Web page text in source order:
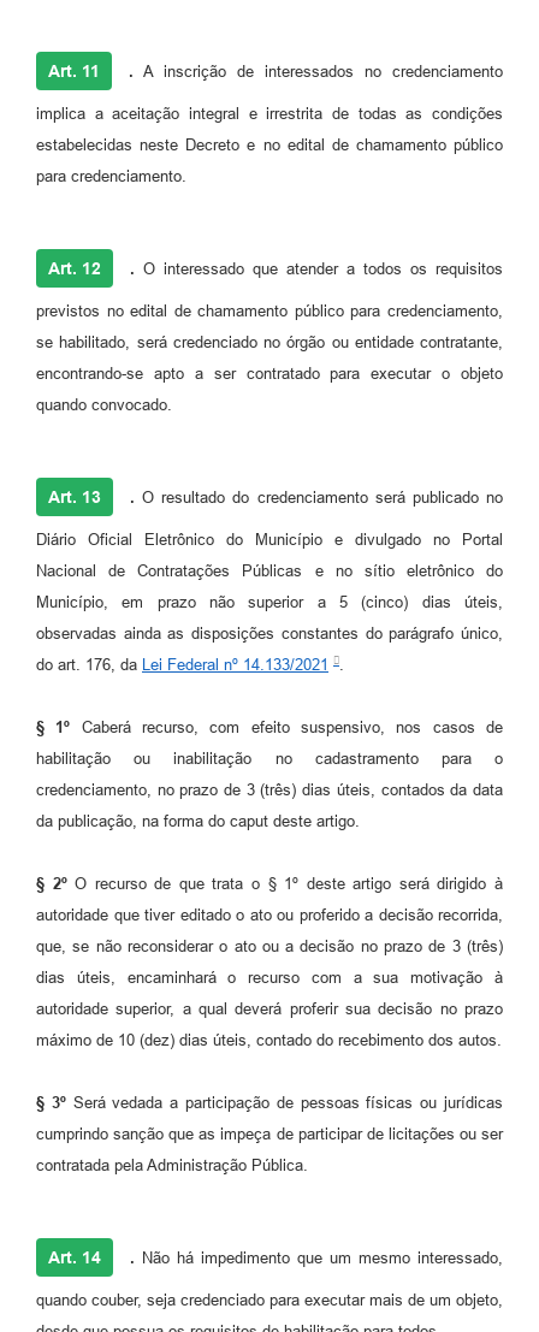
Art. 11 . A inscrição de interessados no credenciamento
implica a aceitação integral e irrestrita de todas as condições
estabelecidas neste Decreto e no edital de chamamento público
para credenciamento.
Art. 12 . O interessado que atender a todos os requisitos
previstos no edital de chamamento público para credenciamento,
se habilitado, será credenciado no órgão ou entidade contratante,
encontrando-se apto a ser contratado para executar o objeto
quando convocado.
Art. 13 . O resultado do credenciamento será publicado no
Diário Oficial Eletrônico do Município e divulgado no Portal
Nacional de Contratações Públicas e no sítio eletrônico do
Município, em prazo não superior a 5 (cinco) dias úteis,
observadas ainda as disposições constantes do parágrafo único,
do art. 176, da Lei Federal nº 14.133/2021 .
§ 1º Caberá recurso, com efeito suspensivo, nos casos de
habilitação ou inabilitação no cadastramento para o
credenciamento, no prazo de 3 (três) dias úteis, contados da data
da publicação, na forma do caput deste artigo.
§ 2ºO recurso de que trata o § 1º deste artigo será dirigido à
autoridade que tiver editado o ato ou proferido a decisão recorrida,
que, se não reconsiderar o ato ou a decisão no prazo de 3 (três)
dias úteis, encaminhará o recurso com a sua motivação à
autoridade superior, a qual deverá proferir sua decisão no prazo
máximo de 10 (dez) dias úteis, contado do recebimento dos autos.
§ 3ºSerá vedada a participação de pessoas físicas ou jurídicas
cumprindo sanção que as impeça de participar de licitações ou ser
contratada pela Administração Pública.
Art. 14 . Não há impedimento que um mesmo interessado,
quando couber, seja credenciado para executar mais de um objeto,